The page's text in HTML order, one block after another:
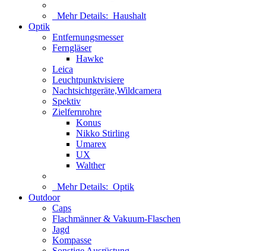
Mehr Details: Haushalt
Optik
Entfernungsmesser
Ferngläser
Hawke
Leica
Leuchtpunktvisiere
Nachtsichtgeräte,Wildcamera
Spektiv
Zielfernrohre
Konus
Nikko Stirling
Umarex
UX
Walther
Mehr Details: Optik
Outdoor
Caps
Flachmänner & Vakuum-Flaschen
Jagd
Kompasse